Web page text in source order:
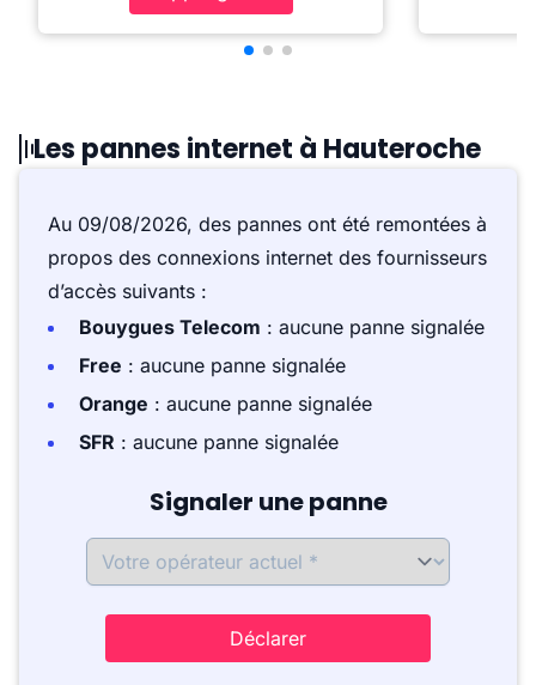
Les pannes internet à Hauteroche
Au 09/08/2026, des pannes ont été remontées à
propos des connexions internet des fournisseurs
d’accès suivants :
Bouygues Telecom : aucune panne signalée
Free : aucune panne signalée
Orange : aucune panne signalée
SFR : aucune panne signalée
Signaler une panne
Déclarer